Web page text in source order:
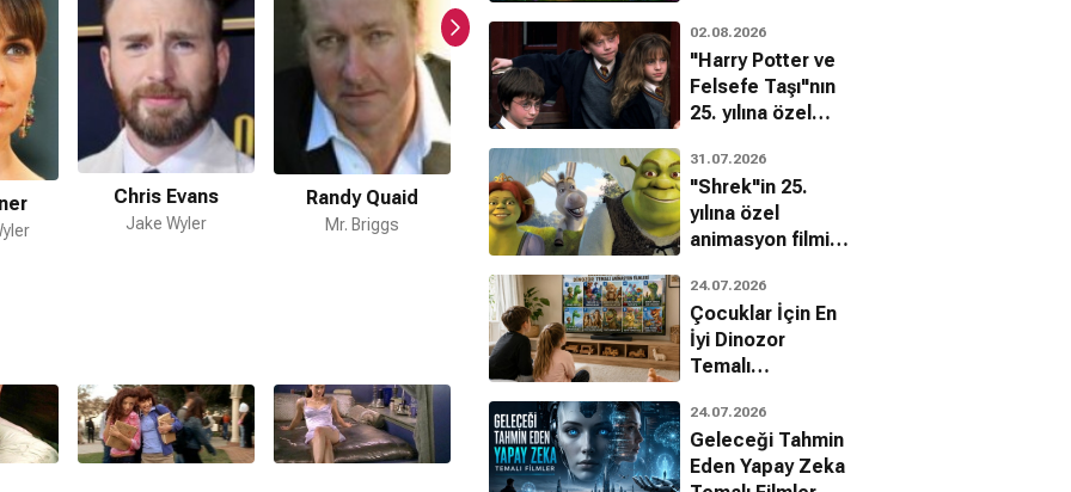
var?
Chris Evans
Jake Wyler
Randy Quaid
Mr. Briggs
Eric Christian
Olsen
Austin.
Samaire Armstrong
Kara Fratelli
02.08.2026
"Harry Potter ve
Felsefe Taşı"nın
25. yılına özel
bilinmeyenleri!
31.07.2026
"Shrek"in 25.
yılına özel
animasyon filmin
24.07.2026
Çocuklar İçin En
İyi Dinozor
Temalı
Filmleri
24.07.2026
Geleceği Tahmin
Eden Yapay Zeka